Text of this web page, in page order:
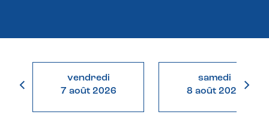
vendredi
7 août 2026
samedi
8 août 2026